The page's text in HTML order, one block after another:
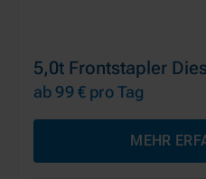
5,0t Frontstapler
ab 99 € pro Tag
MEHR